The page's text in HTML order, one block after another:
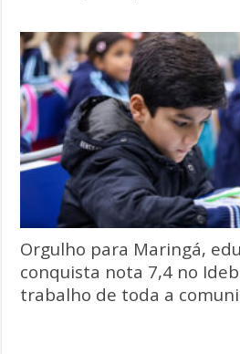
Orgulho para Maringá,
conquista nota 7,4 no
trabalho de toda a